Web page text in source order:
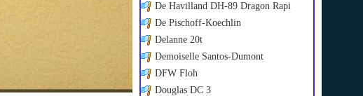
De Havilland DH-89 Dragon Rapi
De Pischoff-Koechlin
Delanne 20t
Demoiselle Santos-Dumont
DFW Floh
Douglas DC 3